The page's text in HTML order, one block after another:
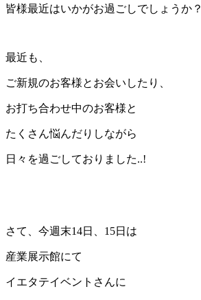
皆様最近はいかがお過ごしでしょうか？
最近も、
ご新規のお客様とお会いしたり、
お打ち合わせ中のお客様と
たくさん悩んだりしながら
日々を過ごしておりました..!
さて、今週末14日、15日は
産業展示館にて
イエタテイベントさんに